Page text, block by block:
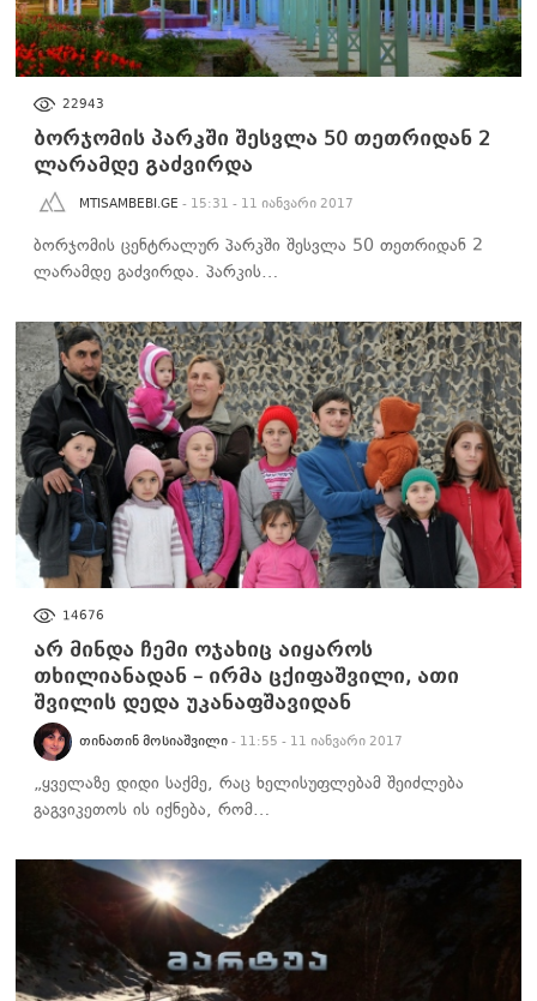
22943
ბორჯომის პარკში შესვლა 50 თეთრიდან 2
ლარამდე გაძვირდა
MTISAMBEBI.GE - 15:31 - 11 იანვარი 2017
ბორჯომის ცენტრალურ პარკში შესვლა 50 თეთრიდან 2
ლარამდე გაძვირდა. პარკის…
14676
არ მინდა ჩემი ოჯახიც აიყაროს
თხილიანადან – ირმა ცქიფაშვილი, ათი
შვილის დედა უკანაფშავიდან
ᲗᲘᲜᲐᲗᲘᲜ ᲛᲝᲡᲘᲐᲨᲕᲘᲚᲘ - 11:55 - 11 იანვარი 2017
„ყველაზე დიდი საქმე, რაც ხელისუფლებამ შეიძლება
გაგვიკეთოს ის იქნება, რომ…